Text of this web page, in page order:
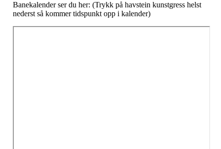
Banekalender ser du her: (Trykk på havstein kunstgress helst
nederst så kommer tidspunkt opp i kalender)